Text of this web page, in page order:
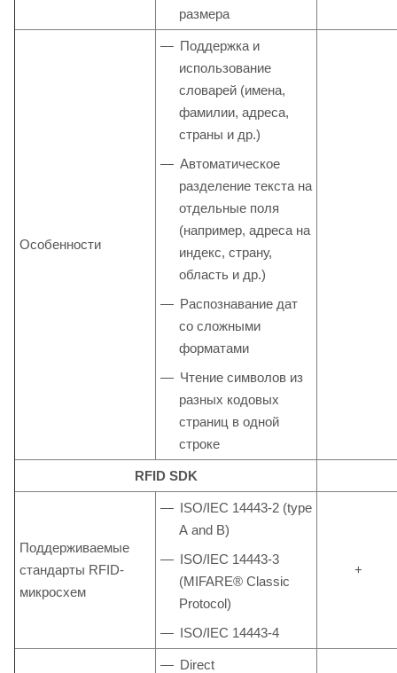
размера
Особенности
Поддержка и
использование
словарей (имена,
фамилии, адреса,
страны и др.)
Автоматическое
разделение текста на
отдельные поля
(например, адреса на
индекс, страну,
область и др.)
Распознавание дат
со сложными
форматами
Чтение символов из
разных кодовых
страниц в одной
строке
RFID SDK
Поддерживаемые
стандарты RFID-
микросхем
ISO/IEC 14443-2 (type
А and B)
ISO/IEC 14443-3
(MIFARE® Classic
Protocol)
ISO/IEC 14443-4
+
Direct